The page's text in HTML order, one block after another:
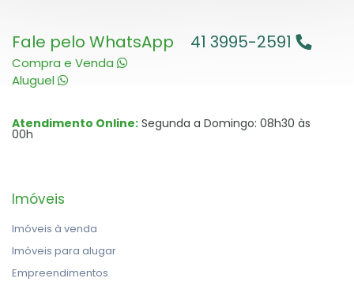
Fale pelo WhatsApp
Compra e Venda
Aluguel
41 3995-2591
Atendimento Online: Segunda a Domingo: 08h30 às
00h
Imóveis
Imóveis à venda
Imóveis para alugar
Empreendimentos